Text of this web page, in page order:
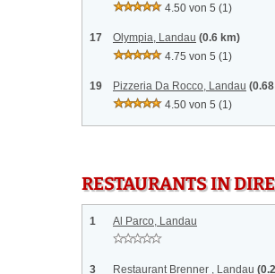
4.50 von 5 (1)
17 Olympia, Landau (0.6 km)
4.75 von 5 (1)
19 Pizzeria Da Rocco, Landau
4.50 von 5 (1)
RESTAURANTS IN
1 Al Parco, Landau
3 Restaurant Brenner , Landau